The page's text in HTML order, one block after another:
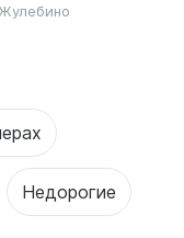
Недорогие